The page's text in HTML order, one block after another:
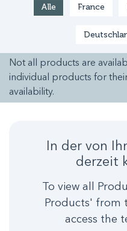
Alle France
Not all products are
individual products for
availability.
In der von
derzeit
To view all
Products' from
access the